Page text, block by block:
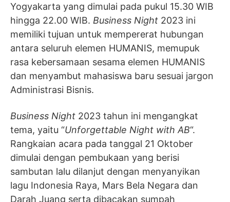
Yogyakarta yang dimulai pada pukul 15.30 WIB
hingga 22.00 WIB. Business Night 2023 ini
memiliki tujuan untuk mempererat hubungan
antara seluruh elemen HUMANIS, memupuk
rasa kebersamaan sesama elemen HUMANIS
dan menyambut mahasiswa baru sesuai jargon
Administrasi Bisnis.
Business Night 2023 tahun ini mengangkat
tema, yaitu “Unforgettable Night with AB“.
Rangkaian acara pada tanggal 21 Oktober
dimulai dengan pembukaan yang berisi
sambutan lalu dilanjut dengan menyanyikan
lagu Indonesia Raya, Mars Bela Negara dan
Darah Juang serta dibacakan sumpah